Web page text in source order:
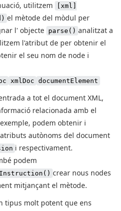
utilitzem
[xml]
el mètode del mòdul per
l' objecte parse() analitzat a
l'atribut de per obtenir el
el seu nom de node i
xmlDoc documentElement
a tot el document XML,
relacionada amb el
podem obtenir i
autònoms del document
i respectivament.
podem
crear nous nodes
mitjançant el mètode.
tipus molt potent que ens